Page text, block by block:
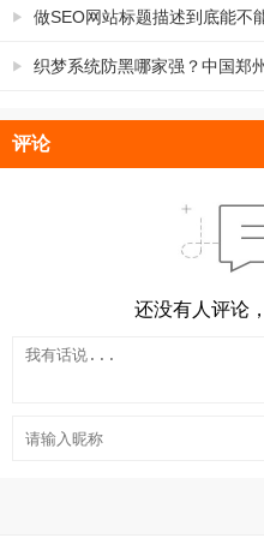
做SEO网站标题描述到底能不
织梦系统防黑哪家强？中国郑
评论
还没有人评论